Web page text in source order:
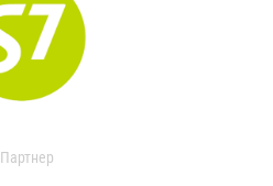
Партнер